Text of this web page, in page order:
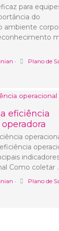
para
do
ambiente
• Plano de
eficiência
Como coletar
• Plano de